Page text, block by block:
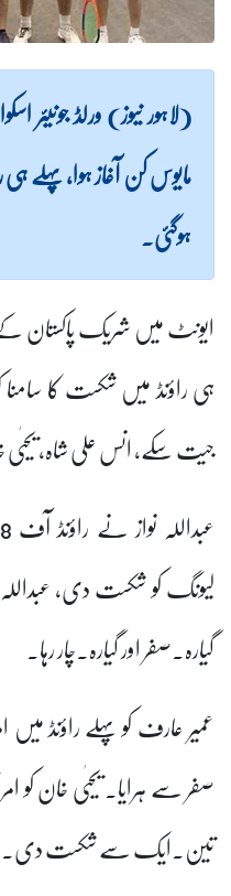
(لاہور نیوز) ورلڈ
مایوس کن آغاز ہوا، پہلے
ہوگئی۔
ایونٹ میں شریک پاکستان
ہی راؤنڈ میں شکست کا سامنا
جیت سکے، انس علی شاہ،
لیونگ کو شکست دی،
گیارہ۔صفر اور گیارہ۔چار رہا۔
عمیر عارف کو پہلے راؤنڈ
صفر سے ہرایا۔ یحیٰی خان کو
تین۔ایک سے شکست دی۔